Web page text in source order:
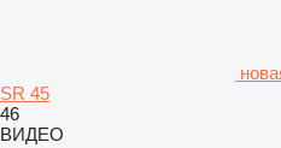
SR 45
46
ВИДЕО